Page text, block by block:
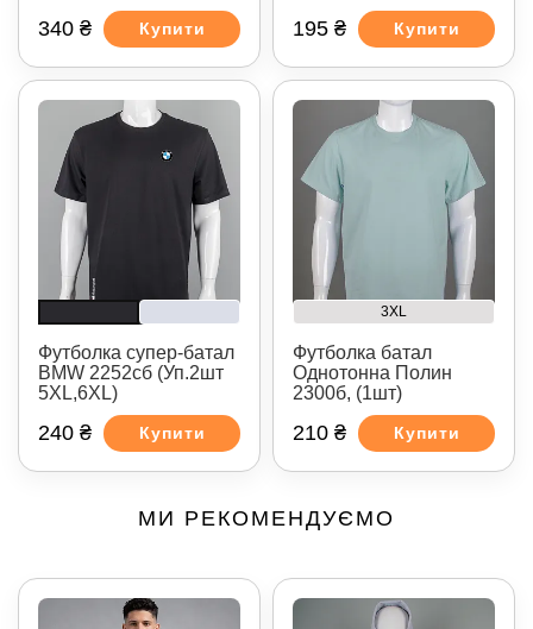
340 ₴ Купити 195 ₴ Купити
Футболка супер-батал
BMW 2252сб (Уп.2шт
5XL,6XL)
240 ₴ Купити
3XL
Футболка батал
Однотонна Полин
2300б, (1шт)
210 ₴ Купити
МИ РЕКОМЕНДУЄМО